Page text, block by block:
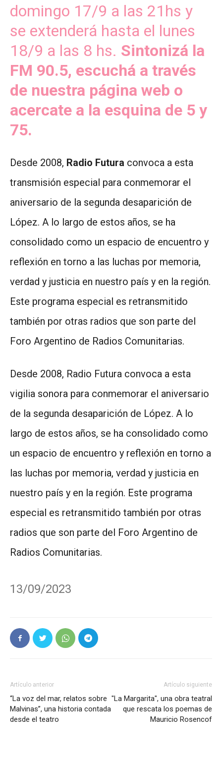
domingo 17/9 a las 21hs y
se extenderá hasta el lunes
18/9 a las 8 hs. Sintonizá la
FM 90.5, escuchá a través
de nuestra página web o
acercate a la esquina de 5 y
75.
Desde 2008, Radio Futura convoca a esta
transmisión especial para conmemorar el
aniversario de la segunda desaparición de
López. A lo largo de estos años, se ha
consolidado como un espacio de encuentro y
reflexión en torno a las luchas por memoria,
verdad y justicia en nuestro país y en la región.
Este programa especial es retransmitido
también por otras radios que son parte del
Foro Argentino de Radios Comunitarias.
Desde 2008, Radio Futura convoca a esta
vigilia sonora para conmemorar el aniversario
de la segunda desaparición de López. A lo
largo de estos años, se ha consolidado como
un espacio de encuentro y reflexión en torno a
las luchas por memoria, verdad y justicia en
nuestro país y en la región. Este programa
especial es retransmitido también por otras
radios que son parte del Foro Argentino de
Radios Comunitarias.
13/09/2023
Artículo anterior
“La voz del mar, relatos sobre
Malvinas”, una historia contada
desde el teatro
Artículo siguiente
"La Margarita", una obra teatral
que rescata los poemas de
Mauricio Rosencof